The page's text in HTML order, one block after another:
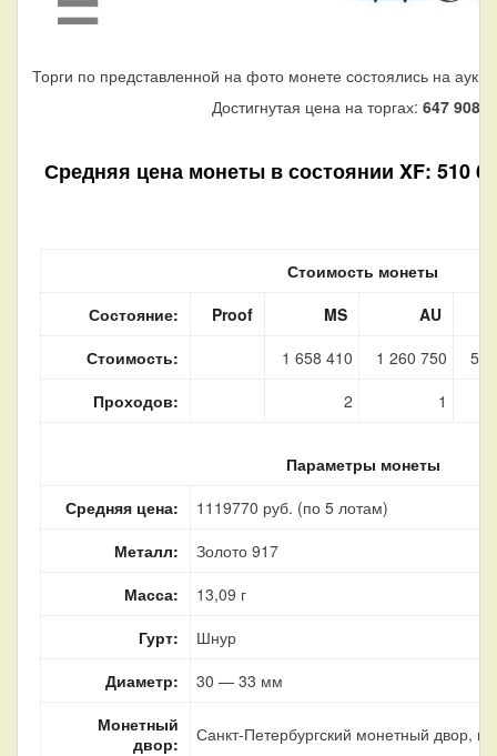
Торги по представленной на фото монете состоялись на
Достигнутая цена на торгах: 647 908
Средняя цена монеты в состоянии XF: 510
Стоимость монеты
Состояние:
Proof MS
AU
Стоимость:
1 658 410 1 260 750
Проходов:
2 1
Параметры монеты
Средняя цена:
1119770 руб. (по 5 лотам)
Металл:
Золото 917
Масса:
13,09 г
Гурт:
Шнур
Диаметр:
30 — 33 мм
Монетный
двор:
Санкт-Петербургский монетный двор, г.